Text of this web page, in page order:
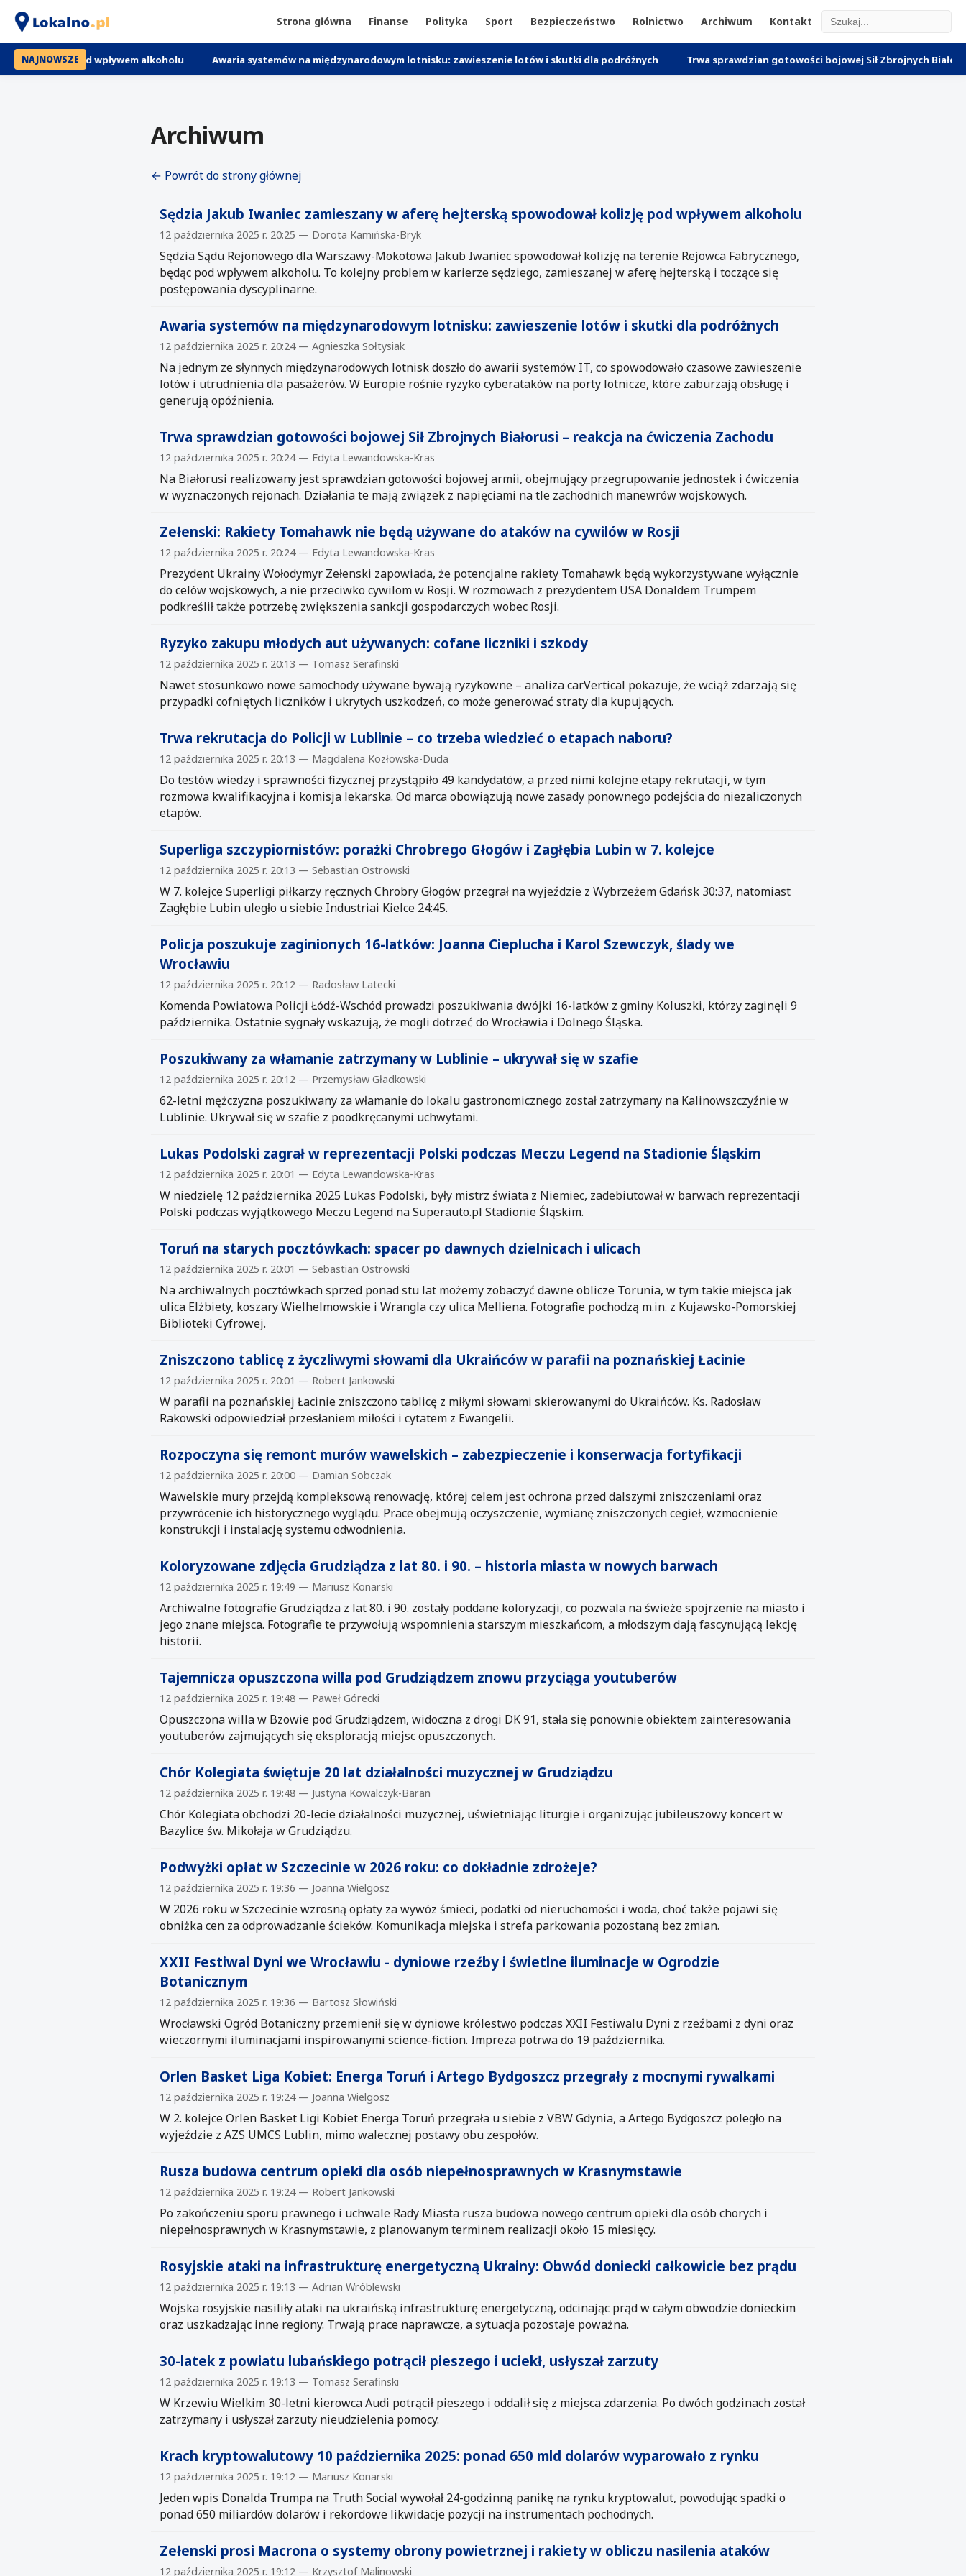
Strona główna Finanse Polityka Sport Bezpieczeństwo Rolnictwo Archiwum Kontakt
NAJNOWSZE
pod wpływem alkoholu Awaria systemów na międzynarodowym lotnisku: zawieszenie lotów i skutki dla podróżnych Trwa sprawdzian gotowości bojowej Sił Zbrojnych Białorusi – reakcja
Archiwum
← Powrót do strony głównej
Sędzia Jakub Iwaniec zamieszany w aferę hejterską spowodował kolizję pod wpływem alkoholu
12 października 2025 r. 20:25 — Dorota Kamińska-Bryk
Sędzia Sądu Rejonowego dla Warszawy-Mokotowa Jakub Iwaniec spowodował kolizję na terenie Rejowca Fabrycznego,
będąc pod wpływem alkoholu. To kolejny problem w karierze sędziego, zamieszanej w aferę hejterską i toczące się
postępowania dyscyplinarne.
Awaria systemów na międzynarodowym lotnisku: zawieszenie lotów i skutki dla podróżnych
12 października 2025 r. 20:24 — Agnieszka Sołtysiak
Na jednym ze słynnych międzynarodowych lotnisk doszło do awarii systemów IT, co spowodowało czasowe zawieszenie
lotów i utrudnienia dla pasażerów. W Europie rośnie ryzyko cyberataków na porty lotnicze, które zaburzają obsługę i
generują opóźnienia.
Trwa sprawdzian gotowości bojowej Sił Zbrojnych Białorusi – reakcja na ćwiczenia Zachodu
12 października 2025 r. 20:24 — Edyta Lewandowska-Kras
Na Białorusi realizowany jest sprawdzian gotowości bojowej armii, obejmujący przegrupowanie jednostek i ćwiczenia
w wyznaczonych rejonach. Działania te mają związek z napięciami na tle zachodnich manewrów wojskowych.
Zełenski: Rakiety Tomahawk nie będą używane do ataków na cywilów w Rosji
12 października 2025 r. 20:24 — Edyta Lewandowska-Kras
Prezydent Ukrainy Wołodymyr Zełenski zapowiada, że potencjalne rakiety Tomahawk będą wykorzystywane wyłącznie
do celów wojskowych, a nie przeciwko cywilom w Rosji. W rozmowach z prezydentem USA Donaldem Trumpem
podkreślił także potrzebę zwiększenia sankcji gospodarczych wobec Rosji.
Ryzyko zakupu młodych aut używanych: cofane liczniki i szkody
12 października 2025 r. 20:13 — Tomasz Serafinski
Nawet stosunkowo nowe samochody używane bywają ryzykowne – analiza carVertical pokazuje, że wciąż zdarzają się
przypadki cofniętych liczników i ukrytych uszkodzeń, co może generować straty dla kupujących.
Trwa rekrutacja do Policji w Lublinie – co trzeba wiedzieć o etapach naboru?
12 października 2025 r. 20:13 — Magdalena Kozłowska-Duda
Do testów wiedzy i sprawności fizycznej przystąpiło 49 kandydatów, a przed nimi kolejne etapy rekrutacji, w tym
rozmowa kwalifikacyjna i komisja lekarska. Od marca obowiązują nowe zasady ponownego podejścia do niezaliczonych
etapów.
Superliga szczypiornistów: porażki Chrobrego Głogów i Zagłębia Lubin w 7. kolejce
12 października 2025 r. 20:13 — Sebastian Ostrowski
W 7. kolejce Superligi piłkarzy ręcznych Chrobry Głogów przegrał na wyjeździe z Wybrzeżem Gdańsk 30:37, natomiast
Zagłębie Lubin uległo u siebie Industriai Kielce 24:45.
Policja poszukuje zaginionych 16-latków: Joanna Cieplucha i Karol Szewczyk, ślady we
Wrocławiu
12 października 2025 r. 20:12 — Radosław Latecki
Komenda Powiatowa Policji Łódź-Wschód prowadzi poszukiwania dwójki 16-latków z gminy Koluszki, którzy zaginęli 9
października. Ostatnie sygnały wskazują, że mogli dotrzeć do Wrocławia i Dolnego Śląska.
Poszukiwany za włamanie zatrzymany w Lublinie – ukrywał się w szafie
12 października 2025 r. 20:12 — Przemysław Gładkowski
62-letni mężczyzna poszukiwany za włamanie do lokalu gastronomicznego został zatrzymany na Kalinowszczyźnie w
Lublinie. Ukrywał się w szafie z poodkręcanymi uchwytami.
Lukas Podolski zagrał w reprezentacji Polski podczas Meczu Legend na Stadionie Śląskim
12 października 2025 r. 20:01 — Edyta Lewandowska-Kras
W niedzielę 12 października 2025 Lukas Podolski, były mistrz świata z Niemiec, zadebiutował w barwach reprezentacji
Polski podczas wyjątkowego Meczu Legend na Superauto.pl Stadionie Śląskim.
Toruń na starych pocztówkach: spacer po dawnych dzielnicach i ulicach
12 października 2025 r. 20:01 — Sebastian Ostrowski
Na archiwalnych pocztówkach sprzed ponad stu lat możemy zobaczyć dawne oblicze Torunia, w tym takie miejsca jak
ulica Elżbiety, koszary Wielhelmowskie i Wrangla czy ulica Melliena. Fotografie pochodzą m.in. z Kujawsko-Pomorskiej
Biblioteki Cyfrowej.
Zniszczono tablicę z życzliwymi słowami dla Ukraińców w parafii na poznańskiej Łacinie
12 października 2025 r. 20:01 — Robert Jankowski
W parafii na poznańskiej Łacinie zniszczono tablicę z miłymi słowami skierowanymi do Ukraińców. Ks. Radosław
Rakowski odpowiedział przesłaniem miłości i cytatem z Ewangelii.
Rozpoczyna się remont murów wawelskich – zabezpieczenie i konserwacja fortyfikacji
12 października 2025 r. 20:00 — Damian Sobczak
Wawelskie mury przejdą kompleksową renowację, której celem jest ochrona przed dalszymi zniszczeniami oraz
przywrócenie ich historycznego wyglądu. Prace obejmują oczyszczenie, wymianę zniszczonych cegieł, wzmocnienie
konstrukcji i instalację systemu odwodnienia.
Koloryzowane zdjęcia Grudziądza z lat 80. i 90. – historia miasta w nowych barwach
12 października 2025 r. 19:49 — Mariusz Konarski
Archiwalne fotografie Grudziądza z lat 80. i 90. zostały poddane koloryzacji, co pozwala na świeże spojrzenie na miasto i
jego znane miejsca. Fotografie te przywołują wspomnienia starszym mieszkańcom, a młodszym dają fascynującą lekcję
historii.
Tajemnicza opuszczona willa pod Grudziądzem znowu przyciąga youtuberów
12 października 2025 r. 19:48 — Paweł Górecki
Opuszczona willa w Bzowie pod Grudziądzem, widoczna z drogi DK 91, stała się ponownie obiektem zainteresowania
youtuberów zajmujących się eksploracją miejsc opuszczonych.
Chór Kolegiata świętuje 20 lat działalności muzycznej w Grudziądzu
12 października 2025 r. 19:48 — Justyna Kowalczyk-Baran
Chór Kolegiata obchodzi 20-lecie działalności muzycznej, uświetniając liturgie i organizując jubileuszowy koncert w
Bazylice św. Mikołaja w Grudziądzu.
Podwyżki opłat w Szczecinie w 2026 roku: co dokładnie zdrożeje?
12 października 2025 r. 19:36 — Joanna Wielgosz
W 2026 roku w Szczecinie wzrosną opłaty za wywóz śmieci, podatki od nieruchomości i woda, choć także pojawi się
obniżka cen za odprowadzanie ścieków. Komunikacja miejska i strefa parkowania pozostaną bez zmian.
XXII Festiwal Dyni we Wrocławiu - dyniowe rzeźby i świetlne iluminacje w Ogrodzie
Botanicznym
12 października 2025 r. 19:36 — Bartosz Słowiński
Wrocławski Ogród Botaniczny przemienił się w dyniowe królestwo podczas XXII Festiwalu Dyni z rzeźbami z dyni oraz
wieczornymi iluminacjami inspirowanymi science-fiction. Impreza potrwa do 19 października.
Orlen Basket Liga Kobiet: Energa Toruń i Artego Bydgoszcz przegrały z mocnymi rywalkami
12 października 2025 r. 19:24 — Joanna Wielgosz
W 2. kolejce Orlen Basket Ligi Kobiet Energa Toruń przegrała u siebie z VBW Gdynia, a Artego Bydgoszcz poległo na
wyjeździe z AZS UMCS Lublin, mimo walecznej postawy obu zespołów.
Rusza budowa centrum opieki dla osób niepełnosprawnych w Krasnymstawie
12 października 2025 r. 19:24 — Robert Jankowski
Po zakończeniu sporu prawnego i uchwale Rady Miasta rusza budowa nowego centrum opieki dla osób chorych i
niepełnosprawnych w Krasnymstawie, z planowanym terminem realizacji około 15 miesięcy.
Rosyjskie ataki na infrastrukturę energetyczną Ukrainy: Obwód doniecki całkowicie bez prądu
12 października 2025 r. 19:13 — Adrian Wróblewski
Wojska rosyjskie nasiliły ataki na ukraińską infrastrukturę energetyczną, odcinając prąd w całym obwodzie donieckim
oraz uszkadzając inne regiony. Trwają prace naprawcze, a sytuacja pozostaje poważna.
30-latek z powiatu lubańskiego potrącił pieszego i uciekł, usłyszał zarzuty
12 października 2025 r. 19:13 — Tomasz Serafinski
W Krzewiu Wielkim 30-letni kierowca Audi potrącił pieszego i oddalił się z miejsca zdarzenia. Po dwóch godzinach został
zatrzymany i usłyszał zarzuty nieudzielenia pomocy.
Krach kryptowalutowy 10 października 2025: ponad 650 mld dolarów wyparowało z rynku
12 października 2025 r. 19:12 — Mariusz Konarski
Jeden wpis Donalda Trumpa na Truth Social wywołał 24-godzinną panikę na rynku kryptowalut, powodując spadki o
ponad 650 miliardów dolarów i rekordowe likwidacje pozycji na instrumentach pochodnych.
Zełenski prosi Macrona o systemy obrony powietrznej i rakiety w obliczu nasilenia ataków
12 października 2025 r. 19:12 — Krzysztof Malinowski